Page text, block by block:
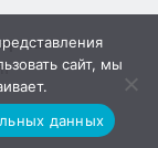
сайт, мы
данных